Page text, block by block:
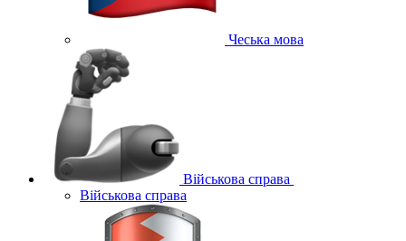
Чеська мова
Військова справа
Військова справа